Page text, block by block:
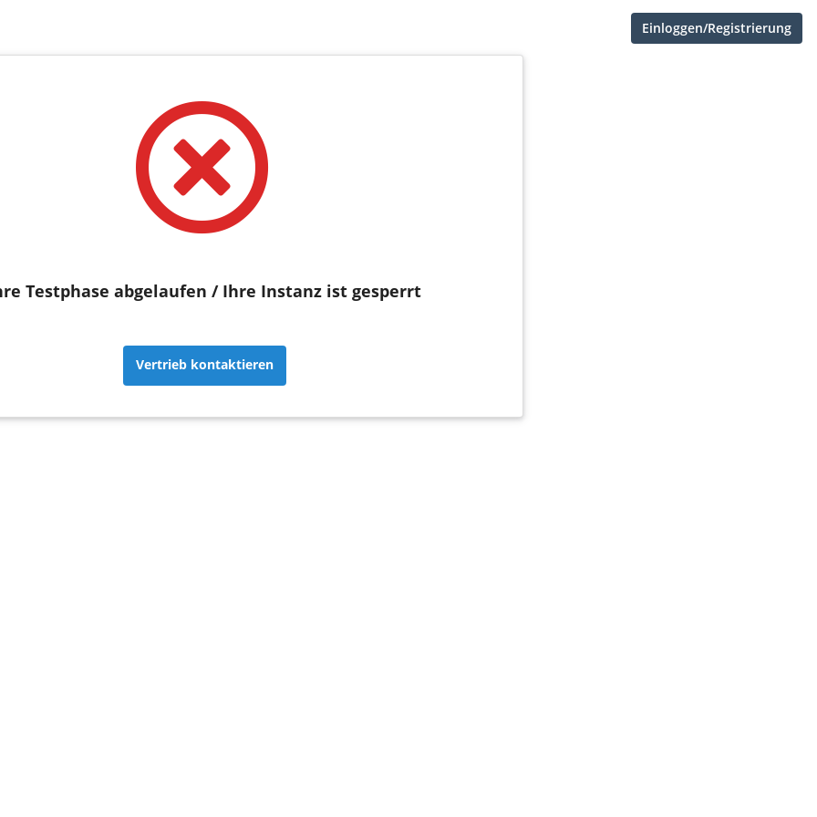
Einloggen/Registrierung
Testphase abgelaufen / Ihre Instanz ist gesperrt
Vertrieb kontaktieren